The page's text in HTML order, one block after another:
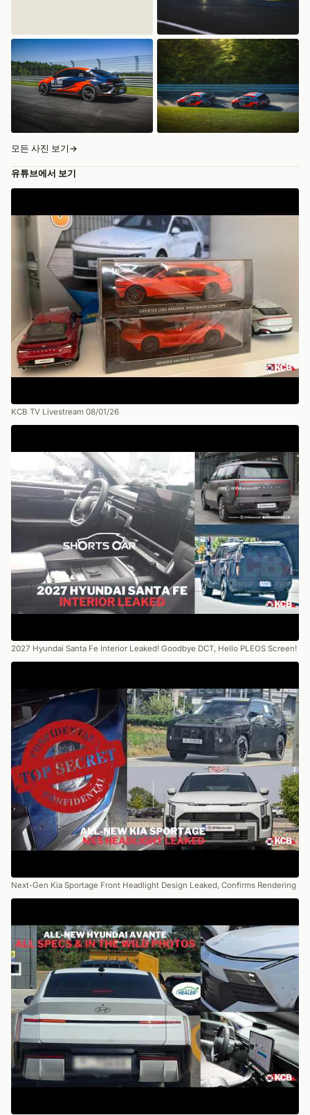
모든 사진 보기 →
유튜브에서 보기
KCB TV Livestream 08/01/26
2027 Hyundai Santa Fe Interior Leaked! Goodbye DCT, Hello PLEOS Screen!
Next-Gen Kia Sportage Front Headlight Design Leaked, Confirms Rendering